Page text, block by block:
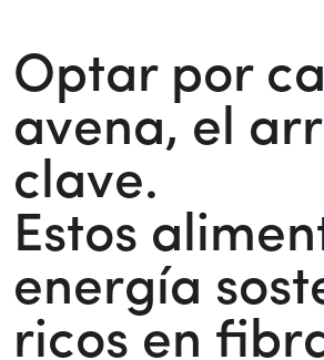
Optar por
avena, el
clave.
Estos
energía
ricos en